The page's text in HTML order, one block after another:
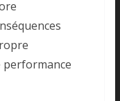
performance